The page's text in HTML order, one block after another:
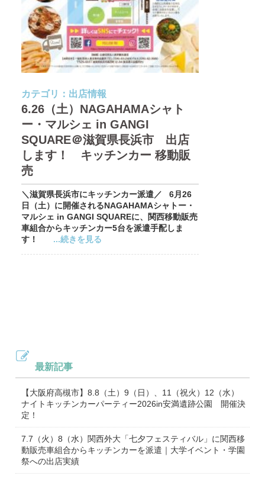
カテゴリ： 出店情報
6.26（土）NAGAHAMAシャト
ー・マルシェ in GANGI
SQUARE＠滋賀県長浜市 出店
します！ キッチンカー 移動販
売
＼滋賀県長浜市にキッチンカー派遣／ 6月26
日（土）に開催されるNAGAHAMAシャトー・
マルシェ in GANGI SQUAREに、関西移動販売
車組合からキッチンカー5台を派遣手配しま
す！
...続きを見る
最新記事
【大阪府高槻市】8.8（土）9（日）、11（祝火）12（水）
ナイトキッチンカーパーティー2026in安満遺跡公園 開催決
定！
7.7（火）8（水）関西外大「七夕フェスティバル」に関西移
動販売車組合からキッチンカーを派遣｜大学イベント・学園
祭への出店実績